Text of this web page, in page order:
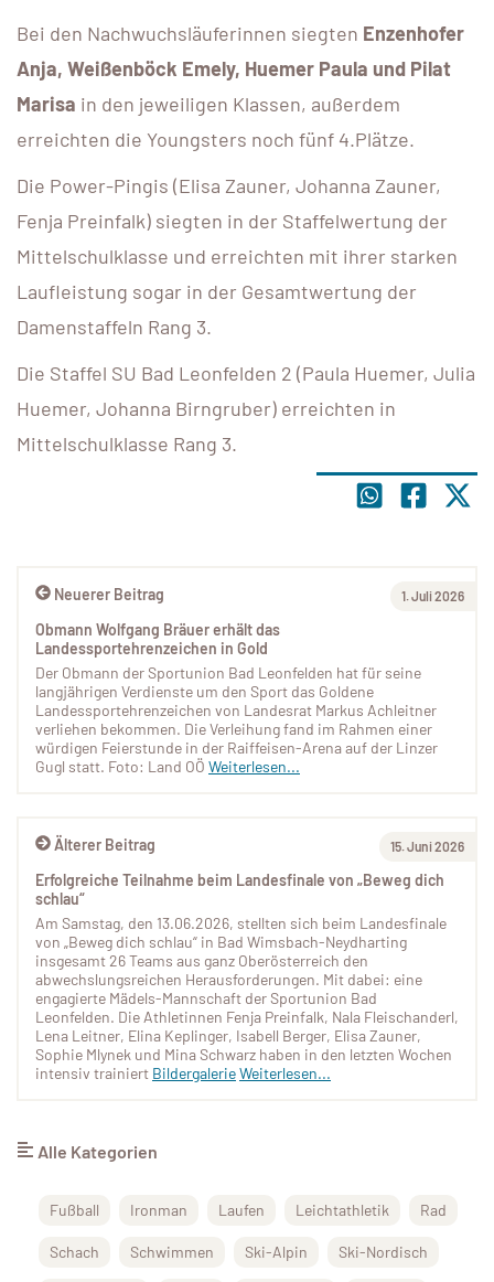
Bei den Nachwuchsläuferinnen siegten Enzenhofer
Anja, Weißenböck Emely, Huemer Paula und Pilat
Marisa in den jeweiligen Klassen, außerdem
erreichten die Youngsters noch fünf 4.Plätze.
Die Power-Pingis (Elisa Zauner, Johanna Zauner,
Fenja Preinfalk) siegten in der Staffelwertung der
Mittelschulklasse und erreichten mit ihrer starken
Laufleistung sogar in der Gesamtwertung der
Damenstaffeln Rang 3.
Die Staffel SU Bad Leonfelden 2 (Paula Huemer, Julia
Huemer, Johanna Birngruber) erreichten in
Mittelschulklasse Rang 3.
Älterer Beitrag 15. Juni 2026
Erfolgreiche Teilnahme beim Landesfinale von „Beweg dich
schlau“
Am Samstag, den 13.06.2026, stellten sich beim Landesfinale
von „Beweg dich schlau“ in Bad Wimsbach-Neydharting
insgesamt 26 Teams aus ganz Oberösterreich den
abwechslungsreichen Herausforderungen. Mit dabei: eine
engagierte Mädels-Mannschaft der Sportunion Bad
Leonfelden. Die Athletinnen Fenja Preinfalk, Nala Fleischanderl,
Lena Leitner, Elina Keplinger, Isabell Berger, Elisa Zauner,
Sophie Mlynek und Mina Schwarz haben in den letzten Wochen
intensiv trainiert BildergalerieWeiterlesen...
Neuerer Beitrag 1. Juli 2026
Obmann Wolfgang Bräuer erhält das
Landessportehrenzeichen in Gold
Der Obmann der Sportunion Bad Leonfelden hat für seine
langjährigen Verdienste um den Sport das Goldene
Landessportehrenzeichen von Landesrat Markus Achleitner
verliehen bekommen. Die Verleihung fand im Rahmen einer
würdigen Feierstunde in der Raiffeisen-Arena auf der Linzer
Gugl statt. Foto: Land OÖ Weiterlesen...
Alle Kategorien
Fußball Ironman Laufen Leichtathletik Rad
Schach Schwimmen Ski-Alpin Ski-Nordisch